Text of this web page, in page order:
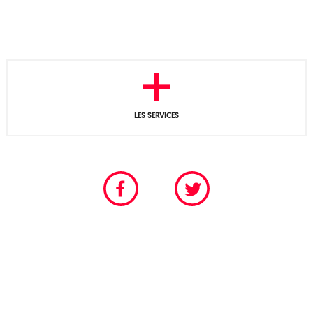
LES SERVICES